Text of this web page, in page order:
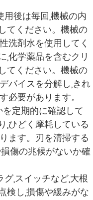
後は毎回,機械の内
てください。機械の
洗剤水を使用してく
,化学薬品を含むクリ
てください。機械の
バイスを分解し,きれ
必要があります。
定期的に確認して
,ひどく摩耗している
ます。刃を清掃する
傷の兆候がないか確
,スイッチなど,大根
検し,損傷や緩みがな